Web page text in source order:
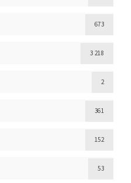
673
3 218
2
361
152
53